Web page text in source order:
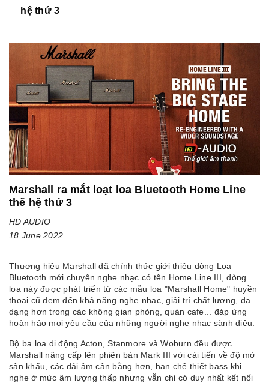
hệ thứ 3
Marshall ra mắt loạt loa Bluetooth Home Line
thế hệ thứ 3
HD AUDIO
18 June 2022
Thương hiệu Marshall đã chính thức giới thiệu dòng Loa
Bluetooth mới chuyên nghe nhạc có tên Home Line III, dòng
loa này được phát triển từ các mẫu loa "Marshall Home" huyền
thoại cũ đem đến khả năng nghe nhạc, giải trí chất lượng, đa
dạng hơn trong các không gian phòng, quán cafe... đáp ứng
hoàn hảo mọi yêu cầu của những người nghe nhạc sành điệu.
Bộ ba loa di động Acton, Stanmore và Woburn đều được
Marshall nâng cấp lên phiên bản Mark III với cải tiến về độ mở
sân khấu, các dải âm cân bằng hơn, hạn chế thiết bass khi
nghe ở mức âm lượng thấp nhưng vẫn chỉ có duy nhất kết nối